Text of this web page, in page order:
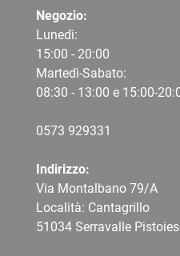
Negozio:
Lunedì:
15:00 - 20:00
Martedì-Sabato:
08:30 - 13:00 e 15:00-
0573 929331
Indirizzo:
Via Montalbano 79/A
Località: Cantagrillo
51034 Serravalle